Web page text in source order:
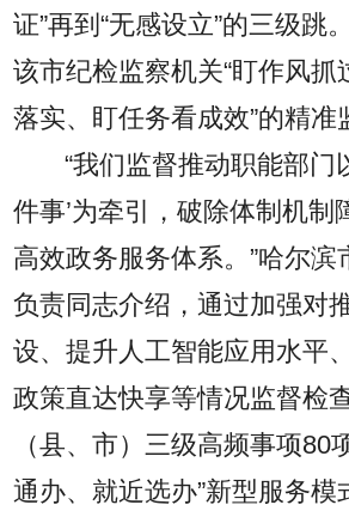
证”再到“无感设立”的三级跳
该市纪检监察机关“盯作风抓
落实、盯任务看成效”的精准
“我们监督推动职能部门
件事’为牵引，破除体制机制
高效政务服务体系。”哈尔滨
负责同志介绍，通过加强对
设、提升人工智能应用水平
政策直达快享等情况监督检
（县、市）三级高频事项80
通办、就近选办”新型服务模